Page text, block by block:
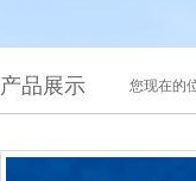
产品展示 您现在的